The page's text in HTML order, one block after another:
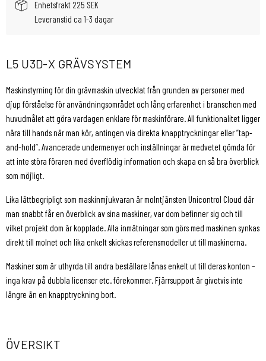
Enhetsfrakt 225 SEK
Leveranstid ca 1-3 dagar
L5 U3D-X GRÄVSYSTEM
Maskinstyrning för din grävmaskin utvecklat från grunden av personer med
djup förståelse för användningsområdet och lång erfarenhet i branschen med
huvudmålet att göra vardagen enklare för maskinförare. All funktionalitet ligger
nära till hands när man kör, antingen via direkta knapptryckningar eller ”tap-
and-hold”. Avancerade undermenyer och inställningar är medvetet gömda för
att inte störa föraren med överflödig information och skapa en så bra överblick
som möjligt.
Lika lättbegripligt som maskinmjukvaran är molntjänsten Unicontrol Cloud där
man snabbt får en överblick av sina maskiner, var dom befinner sig och till
vilket projekt dom är kopplade. Alla inmätningar som görs med maskinen synkas
direkt till molnet och lika enkelt skickas referensmodeller ut till maskinerna.
Maskiner som är uthyrda till andra beställare lånas enkelt ut till deras konton –
inga krav på dubbla licenser etc. förekommer. Fjärrsupport är givetvis inte
längre än en knapptryckning bort.
ÖVERSIKT